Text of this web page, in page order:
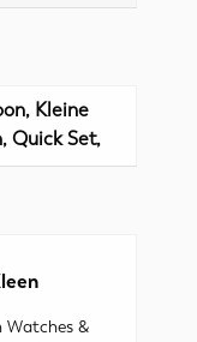
Kleine
Quick Set,
Watches &